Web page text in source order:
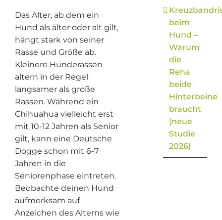
Das Alter, ab dem ein
Hund als älter oder alt gilt,
hängt stark von seiner
Rasse und Größe ab.
Kleinere Hunderassen
altern in der Regel
langsamer als große
Rassen. Während ein
Chihuahua vielleicht erst
mit 10-12 Jahren als Senior
gilt, kann eine Deutsche
Dogge schon mit 6-7
Jahren in die
Seniorenphase eintreten.
Beobachte deinen Hund
aufmerksam auf
Anzeichen des Alterns wie
beim
Hund –
Warum
die
Reha
beide
Hinterbeine
braucht
(neue
Studie
2026)